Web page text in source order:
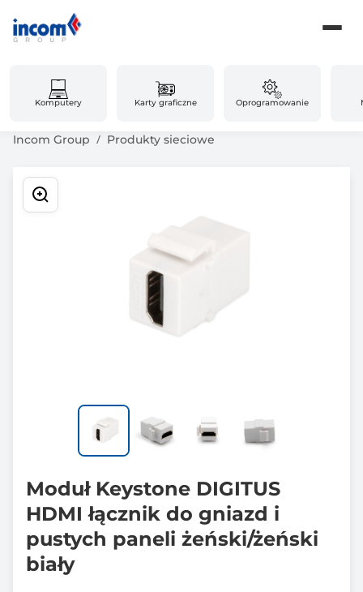
Komputery Karty graficzne Oprogramowanie
Incom Group Produkty sieciowe
Moduł Keystone DIGITUS
HDMI łącznik do gniazd i
pustych paneli żeński/żeński
biały